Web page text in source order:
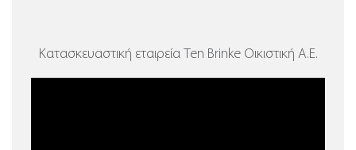
Κατασκευαστική εταιρεία Ten Brinke Οικιστική Α.Ε.